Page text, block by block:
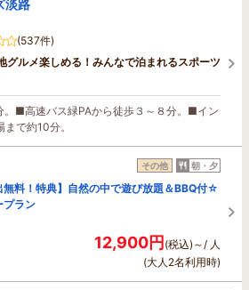
淡路
(537件)
グルメ楽しめる！みんなで泊まれるスポーツ
■高速バス緑PAから徒歩３～８分。■イン
で約10分。
その他 朝・夕
無料！特典】自然の中で遊び放題＆BBQ付☆
プラン
12,900円(税込)～/ 人
(大人2名利用時)